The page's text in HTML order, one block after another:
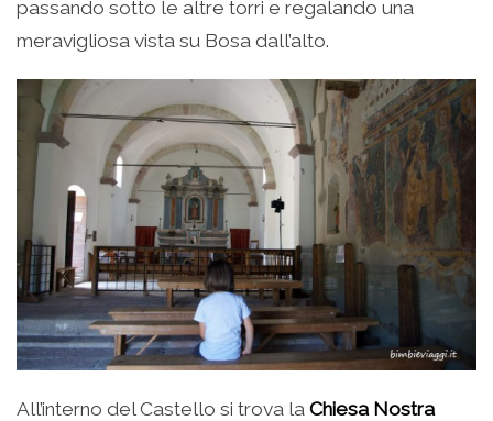
passando sotto le altre torri e regalando una
meravigliosa vista su Bosa dall’alto.
All’interno del Castello si trova la Chiesa Nostra